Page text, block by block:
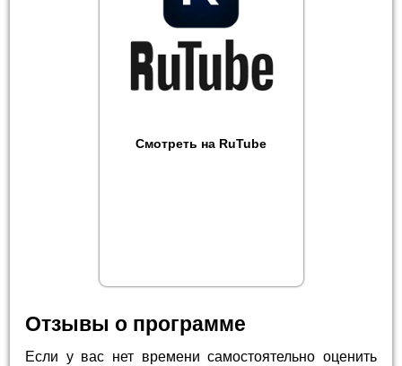
Смотреть на RuTube
Отзывы о программе
Если у вас нет времени самостоятельно оценить